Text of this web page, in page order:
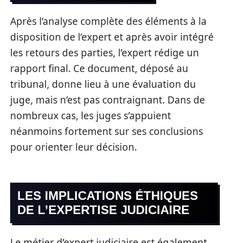
Après l’analyse complète des éléments à la
disposition de l’expert et après avoir intégré
les retours des parties, l’expert rédige un
rapport final. Ce document, déposé au
tribunal, donne lieu à une évaluation du
juge, mais n’est pas contraignant. Dans de
nombreux cas, les juges s’appuient
néanmoins fortement sur ses conclusions
pour orienter leur décision.
LES IMPLICATIONS ÉTHIQUES
DE L’EXPERTISE JUDICIAIRE